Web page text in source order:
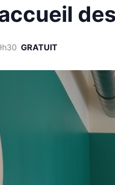
GRATUIT